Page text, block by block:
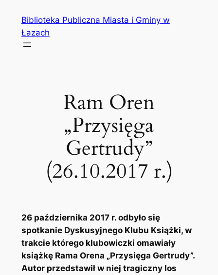
treści
Biblioteka Publiczna Miasta i Gminy w
Łazach
Ram Oren
„Przysięga
Gertrudy”
(26.10.2017 r.)
26 października 2017 r. odbyło się
spotkanie Dyskusyjnego Klubu Książki, w
trakcie którego klubowiczki omawiały
książkę Rama Orena „Przysięga Gertrudy”.
Autor przedstawił w niej tragiczny los